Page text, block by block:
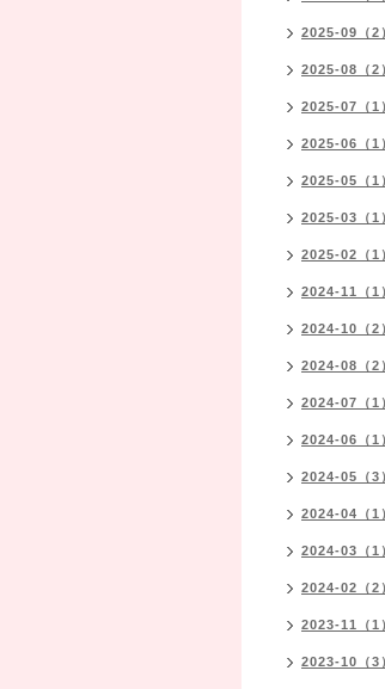
2025-09（2
2025-08（2
2025-07（1
2025-06（1
2025-05（1
2025-03（1
2025-02（1
2024-11（1
2024-10（2
2024-08（2
2024-07（1
2024-06（1
2024-05（3
2024-04（1
2024-03（1
2024-02（2
2023-11（1
2023-10（3